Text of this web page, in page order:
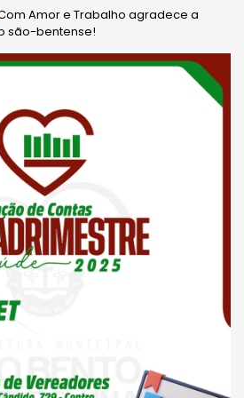
Amor e Trabalho agradece a
são-bentense!